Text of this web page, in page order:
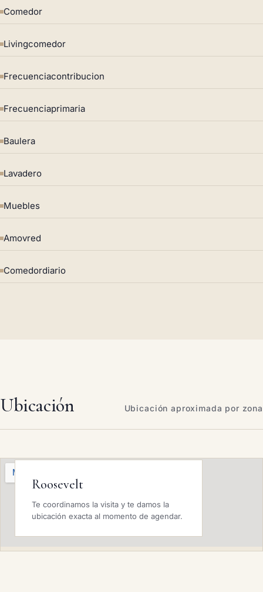
Comedor
Livingcomedor
Frecuenciacontribucion
Frecuenciaprimaria
Baulera
Lavadero
Muebles
Amovred
Comedordiario
Ubicación Ubicación aproximada por zona
Roosevelt
Te coordinamos la visita y te damos la
ubicación exacta al momento de agendar.